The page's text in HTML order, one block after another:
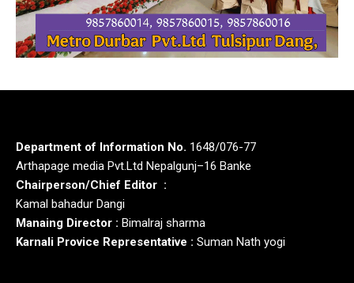
Department of Information No. 1648/076-77
Arthapage media Pvt.Ltd Nepalgunj–16 Banke
Chairperson/Chief Editor :
Kamal bahadur Dangi
Manaing Director : Bimalraj sharma
Karnali Provice Representative : Suman Nath yogi